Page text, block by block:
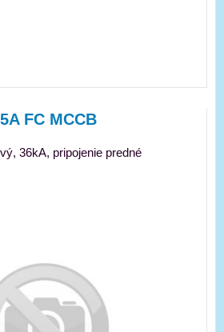
FC MCCB
36kA, pripojenie predné